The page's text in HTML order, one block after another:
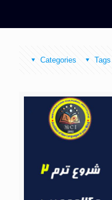
Categories Tags